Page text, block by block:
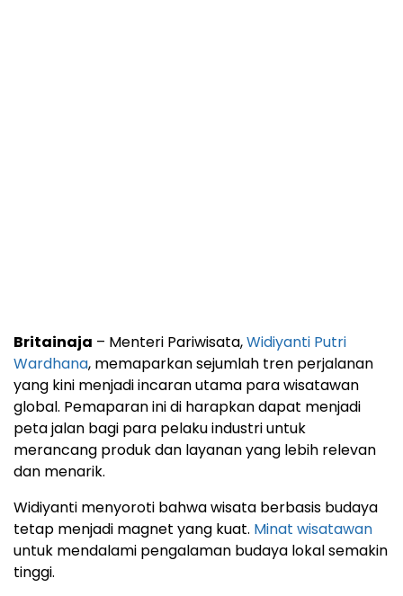
Britainaja – Menteri Pariwisata,Widiyanti Putri
Wardhana, memaparkan sejumlah tren perjalanan
yang kini menjadi incaran utama para wisatawan
global. Pemaparan ini di harapkan dapat menjadi
peta jalan bagi para pelaku industri untuk
merancang produk dan layanan yang lebih relevan
dan menarik.
Widiyanti menyoroti bahwa wisata berbasis budaya
tetap menjadi magnet yang kuat. Minat wisatawan
untuk mendalami pengalaman budaya lokal semakin
tinggi.